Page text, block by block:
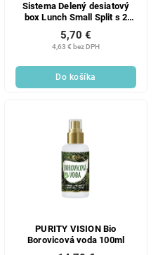
Sistema Delený desiatový
box Lunch Small Split s 2
oddielmi 350 ml, mix farieb
4,63 € bez DPH
5,70 €
Do košíka
PURITY VISION Bio
Borovicová voda 100ml